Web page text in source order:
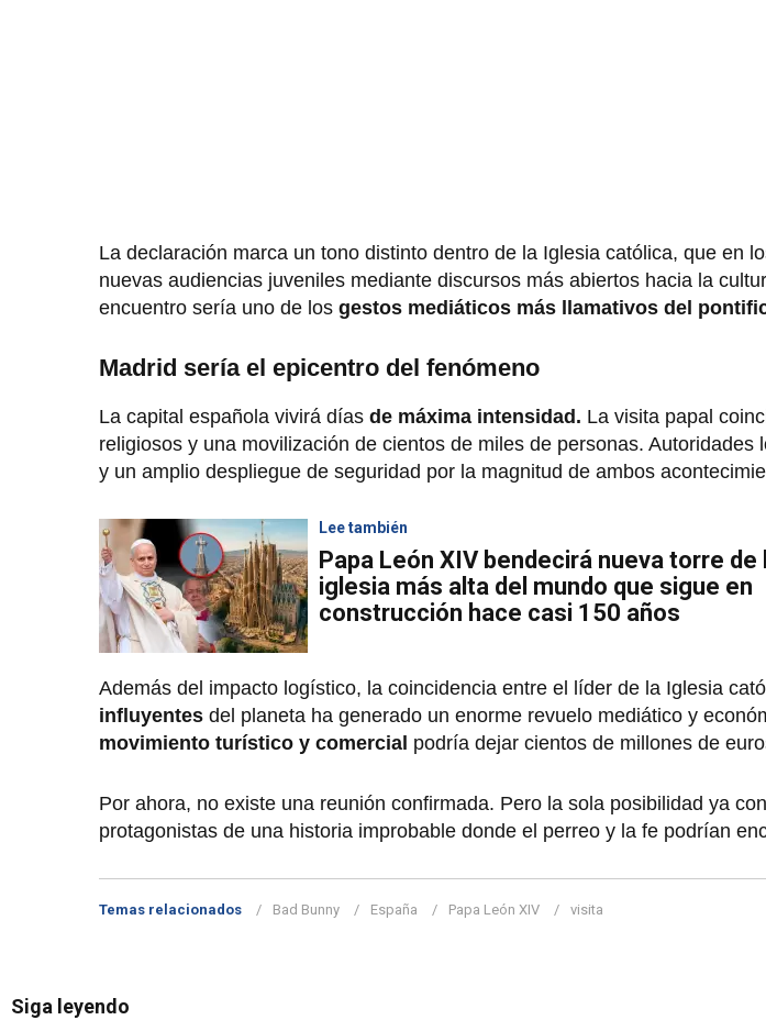
La declaración marca un tono distinto dentro de la Iglesia católica, que en
nuevas audiencias juveniles mediante discursos más abiertos hacia la
encuentro sería uno de los gestos mediáticos más llamativos del
Madrid sería el epicentro del fenómeno
La capital española vivirá días de máxima intensidad. La visita papal
religiosos y una movilización de cientos de miles de personas.
y un amplio despliegue de seguridad por la magnitud de ambos
Lee también
Papa León XIV bendecirá nueva torre de
iglesia más alta del mundo que sigue en
construcción hace casi 150 años
Además del impacto logístico, la coincidencia entre el líder de la Iglesia
influyentes del planeta ha generado un enorme revuelo mediático y
movimiento turístico y comercial podría dejar cientos de millones de
Por ahora, no existe una reunión confirmada. Pero la sola posibilidad ya
protagonistas de una historia improbable donde el perreo y la fe podrían
Temas relacionados Bad Bunny España Papa León XIV visita
Siga leyendo